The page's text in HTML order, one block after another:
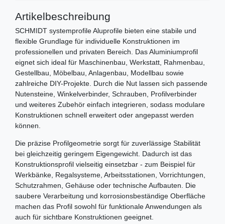
Artikelbeschreibung
SCHMIDT systemprofile Aluprofile bieten eine stabile und
flexible Grundlage für individuelle Konstruktionen im
professionellen und privaten Bereich. Das Aluminiumprofil
eignet sich ideal für Maschinenbau, Werkstatt, Rahmenbau,
Gestellbau, Möbelbau, Anlagenbau, Modellbau sowie
zahlreiche DIY-Projekte. Durch die Nut lassen sich passende
Nutensteine, Winkelverbinder, Schrauben, Profilverbinder
und weiteres Zubehör einfach integrieren, sodass modulare
Konstruktionen schnell erweitert oder angepasst werden
können.
Die präzise Profilgeometrie sorgt für zuverlässige Stabilität
bei gleichzeitig geringem Eigengewicht. Dadurch ist das
Konstruktionsprofil vielseitig einsetzbar - zum Beispiel für
Werkbänke, Regalsysteme, Arbeitsstationen, Vorrichtungen,
Schutzrahmen, Gehäuse oder technische Aufbauten. Die
saubere Verarbeitung und korrosionsbeständige Oberfläche
machen das Profil sowohl für funktionale Anwendungen als
auch für sichtbare Konstruktionen geeignet.